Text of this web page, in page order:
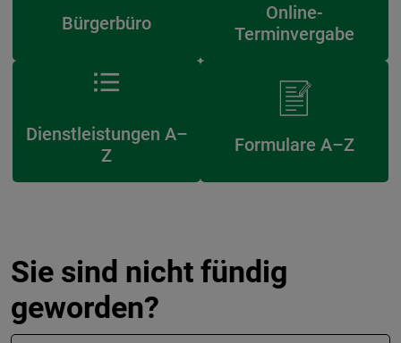
Bürgerbüro
Online-
Terminvergabe
Dienstleistungen A–
Z
Formulare A–Z
Sie sind nicht fündig
geworden?